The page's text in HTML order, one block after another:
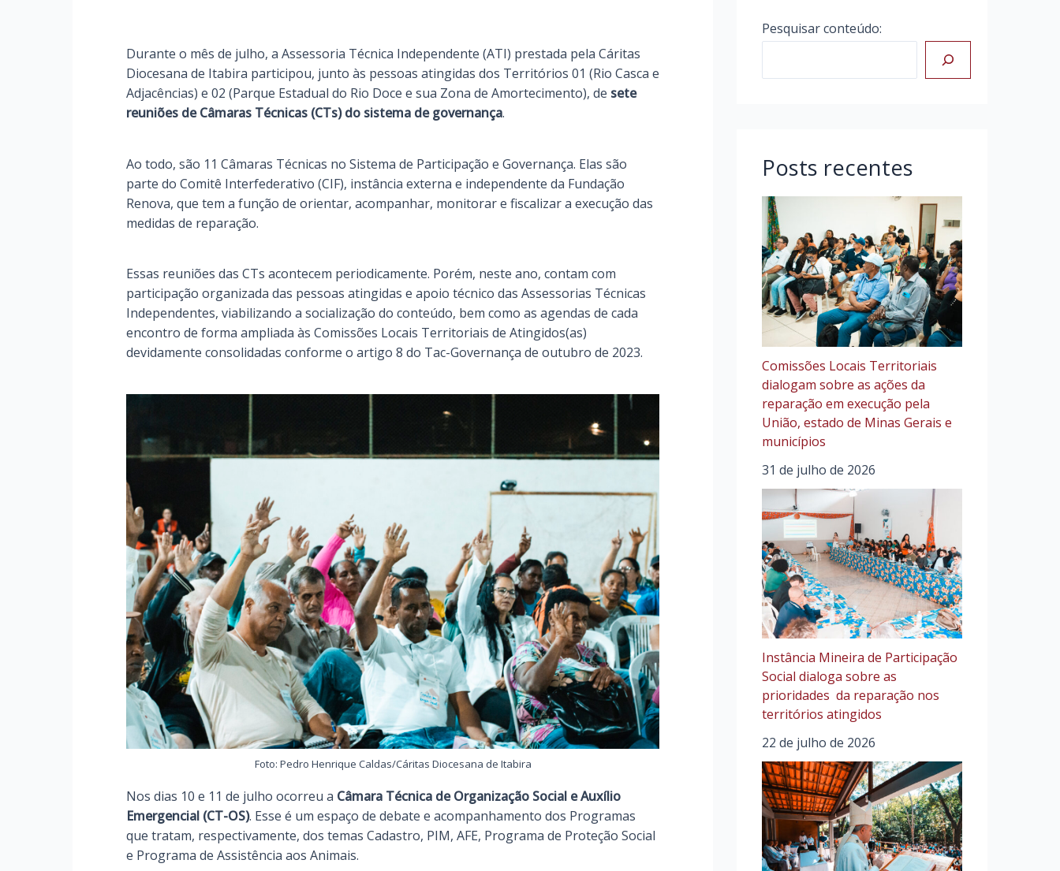
Durante o mês de julho, a Assessoria Técnica Independente (ATI) prestada pela Cáritas
Diocesana de Itabira participou, junto às pessoas atingidas dos Territórios 01 (Rio Casca e
Adjacências) e 02 (Parque Estadual do Rio Doce e sua Zona de Amortecimento), de sete
reuniões de Câmaras Técnicas (CTs) do sistema de governança.
Ao todo, são 11 Câmaras Técnicas no Sistema de Participação e Governança. Elas são
parte do Comitê Interfederativo (CIF), instância externa e independente da Fundação
Renova, que tem a função de orientar, acompanhar, monitorar e fiscalizar a execução das
medidas de reparação.
Essas reuniões das CTs acontecem periodicamente. Porém, neste ano, contam com
participação organizada das pessoas atingidas e apoio técnico das Assessorias Técnicas
Independentes, viabilizando a socialização do conteúdo, bem como as agendas de cada
encontro de forma ampliada às Comissões Locais Territoriais de Atingidos(as)
devidamente consolidadas conforme o artigo 8 do Tac-Governança de outubro de 2023.
Foto: Pedro Henrique Caldas/Cáritas Diocesana de Itabira
Nos dias 10 e 11 de julho ocorreu a Câmara Técnica de Organização Social e Auxílio
Emergencial (CT-OS). Esse é um espaço de debate e acompanhamento dos Programas
que tratam, respectivamente, dos temas Cadastro, PIM, AFE, Programa de Proteção Social
e Programa de Assistência aos Animais.
Pesquisar conteúdo:
Posts recentes
Comissões Locais Territoriais
dialogam sobre as ações da
reparação em execução pela
União, estado de Minas Gerais e
municípios
31 de julho de 2026
Instância Mineira de Participação
Social dialoga sobre as
prioridades da reparação nos
territórios atingidos
22 de julho de 2026